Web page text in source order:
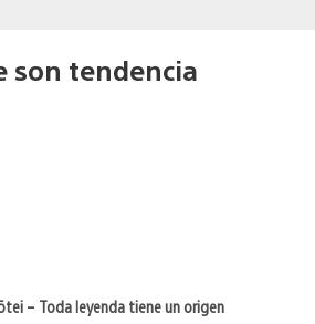
son tendencia
– Toda leyenda tiene un origen